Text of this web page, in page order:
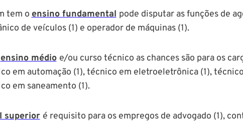
tem oensino fundamental pode disputar as funções de
de veículos (1) e operador de máquinas (1).
ensino médio e/ou curso técnico as chances são para os
em automação (1), técnico em eletroeletrônica (1),
em saneamento (1).
superior é requisito para os empregos de advogado (1),